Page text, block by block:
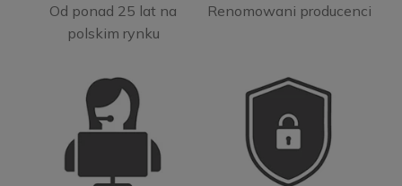
Od ponad 25 lat na
polskim rynku
Renomowani producenci